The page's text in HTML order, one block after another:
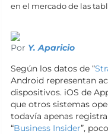
en el mercado de las
Por Y. Aparicio
Según los datos de “
Android representan
dispositivos. iOS de
que otros sistemas
todavía apenas
“Business Insider”,